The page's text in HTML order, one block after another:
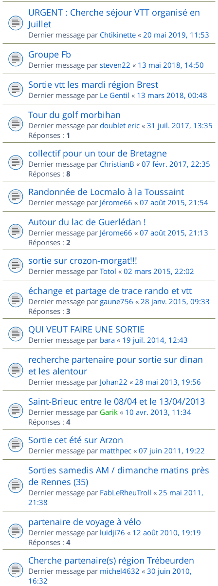
URGENT : Cherche séjour VTT organisé en
Juillet
Dernier message par Chtikinette « 20 mai 2019, 11:53
Groupe Fb
Dernier message par steven22 « 13 mai 2018, 14:50
Sortie vtt les mardi région Brest
Dernier message par Le Gentil « 13 mars 2018, 00:48
Tour du golf morbihan
Dernier message par doublet eric « 31 juil. 2017, 13:35
Réponses : 1
collectif pour un tour de Bretagne
Dernier message par ChristianB « 07 févr. 2017, 22:35
Réponses : 8
Randonnée de Locmalo à la Toussaint
Dernier message par Jérome66 « 07 août 2015, 21:54
Autour du lac de Guerlédan !
Dernier message par Jérome66 « 07 août 2015, 21:13
Réponses : 2
sortie sur crozon-morgat!!!
Dernier message par Totol « 02 mars 2015, 22:02
échange et partage de trace rando et vtt
Dernier message par gaune756 « 28 janv. 2015, 09:33
Réponses : 3
QUI VEUT FAIRE UNE SORTIE
Dernier message par bara « 19 juil. 2014, 12:43
recherche partenaire pour sortie sur dinan
et les alentour
Dernier message par Johan22 « 28 mai 2013, 19:56
Saint-Brieuc entre le 08/04 et le 13/04/2013
Dernier message par Garik « 10 avr. 2013, 11:34
Réponses : 4
Sortie cet été sur Arzon
Dernier message par matthpec « 07 juin 2011, 19:22
Sorties samedis AM / dimanche matins près
de Rennes (35)
Dernier message par FabLeRheuTroll « 25 mai 2011,
21:38
partenaire de voyage à vélo
Dernier message par luidji76 « 12 août 2010, 19:19
Réponses : 4
Cherche partenaire(s) région Trébeurden
Dernier message par michel4632 « 30 juin 2010,
16:32